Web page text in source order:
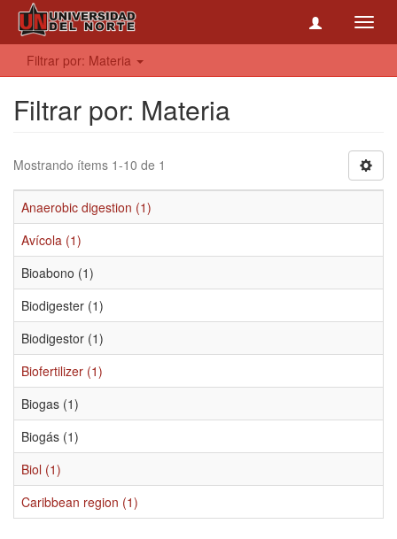
Filtrar por: Materia
Filtrar por: Materia
Mostrando ítems 1-10 de 1
Anaerobic digestion (1)
Avícola (1)
Bioabono (1)
Biodigester (1)
Biodigestor (1)
Biofertilizer (1)
Biogas (1)
Biogás (1)
Biol (1)
Caribbean region (1)